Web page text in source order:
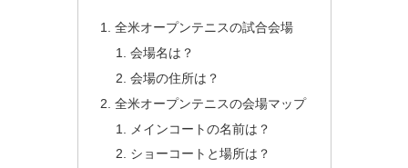
全米オープンテニスの試合会場
会場名は？
会場の住所は？
全米オープンテニスの会場マップ
メインコートの名前は？
ショーコートと場所は？